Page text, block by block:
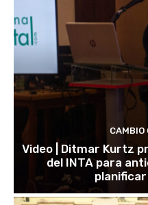
CAMBIO
Video | Ditmar Kurtz
del INTA para